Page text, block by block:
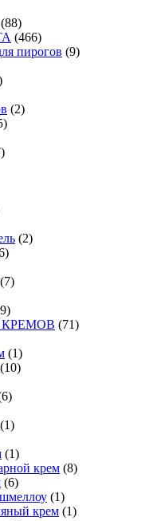
(88)
(466)
пирогов (9)
(2)
(2)
(7)
(71)
(1)
(10)
(1)
(1)
крем (8)
(6)
(1)
крем (1)